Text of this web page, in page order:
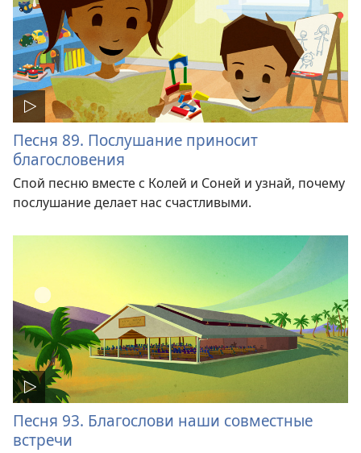
Песня 89. Послушание приносит
благословения
Спой песню вместе с Колей и Соней и узнай, почему
послушание делает нас счастливыми.
Песня 93. Благослови наши совместные
встречи